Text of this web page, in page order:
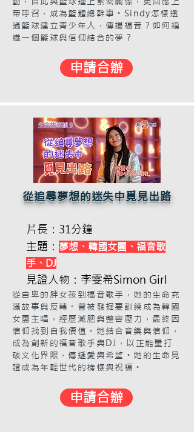
帝呼召，成為籃體總幹事。Sindy怎樣透
過籃球建立青少年人，傳揚福音？如何編
織一個籃球與信仰結合的夢？
申請合辦
從追尋夢想的迷失中覓見出路
片長：31分鐘
主題： 夢想、韓國女團、福音歌
手、DJ
見證人物：李雯希Simon Girl
從自卑的胖女孩到福音歌手，她的生命充
滿故事與反轉。曾被發掘要訓練成為韓國
女團主唱，經歷減肥與整容壓力，最終因
信仰找到自我價值。她結合音樂與信仰，
成為創新的福音歌手與DJ，以正能量打
破文化界限，傳遞愛與希望。她的生命見
證成為年輕世代的榜樣與祝福。
申請合辦